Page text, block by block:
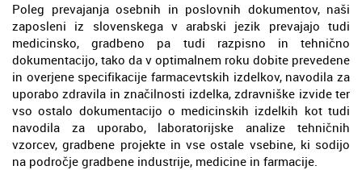
Poleg prevajanja osebnih in poslovnih dokumentov, naši
zaposleni iz slovenskega v arabski jezik prevajajo tudi
medicinsko, gradbeno pa tudi razpisno in tehnično
dokumentacijo, tako da v optimalnem roku dobite prevedene
in overjene specifikacije farmacevtskih izdelkov, navodila za
uporabo zdravila in značilnosti izdelka, zdravniške izvide ter
vso ostalo dokumentacijo o medicinskih izdelkih kot tudi
navodila za uporabo, laboratorijske analize tehničnih
vzorcev, gradbene projekte in vse ostale vsebine, ki sodijo
na področje gradbene industrije, medicine in farmacije.